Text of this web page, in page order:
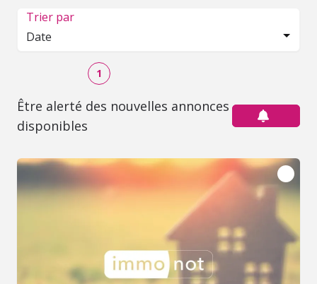
Trier par
Date
1
Être alerté des nouvelles annonces
disponibles